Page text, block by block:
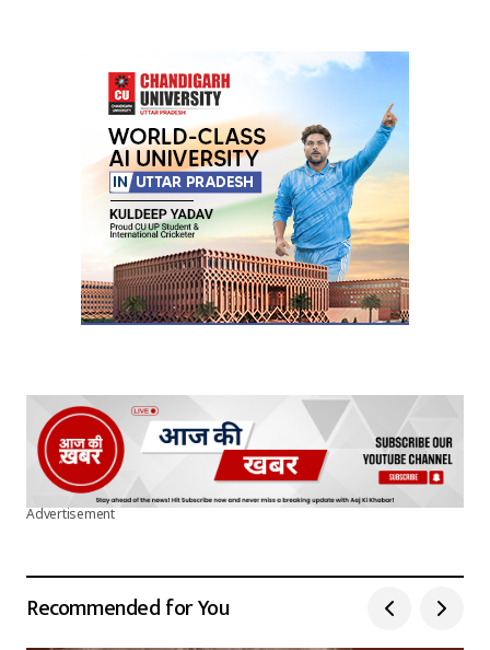
Your E-mail*
Submit Comment
Advertisement
Recommended for You